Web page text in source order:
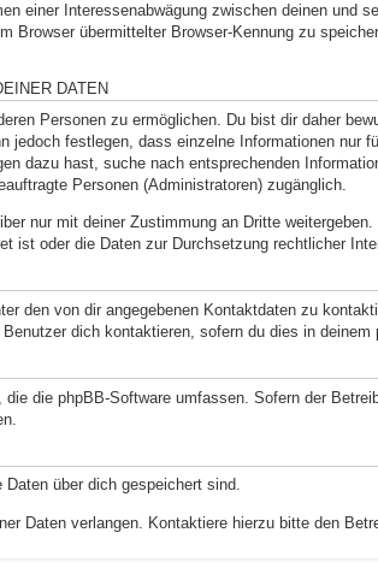
einer Interessenabwägung zwischen deinen
Browser übermittelter Browser-Kennung zu
DATEN
Personen zu ermöglichen. Du bist dir daher
jedoch festlegen, dass einzelne Informationen nur
dazu hast, suche nach entsprechenden
Personen (Administratoren) zugänglich.
nur mit deiner Zustimmung an Dritte
ist oder die Daten zur Durchsetzung rechtlicher
den von dir angegebenen Kontaktdaten zu
dich kontaktieren, sofern du dies in
die phpBB-Software umfassen. Sofern der
über dich gespeichert sind.
Daten verlangen. Kontaktiere hierzu bitte den